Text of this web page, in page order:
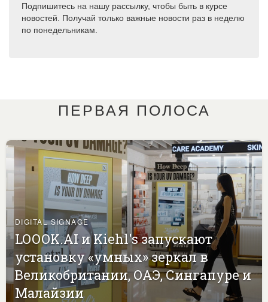
Подпишитесь на нашу рассылку, чтобы быть в курсе
новостей. Получай только важные новости раз в неделю
по понедельникам.
ПЕРВАЯ ПОЛОСА
DIGITAL SIGNAGE
LOOOK.AI и Kiehl's запускают
установку «умных» зеркал в
Великобритании, ОАЭ, Сингапуре и
Малайзии